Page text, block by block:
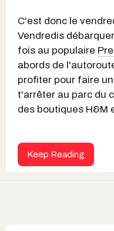
C'est donc le
Vendredis
fois au populaire
abords de
profiter pour faire
t'arrêter au parc du
des boutiques H&M
Keep Reading